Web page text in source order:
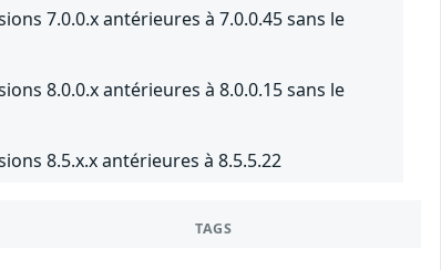
7.0.0.x antérieures à 7.0.0.45 sans le
8.0.0.x antérieures à 8.0.0.15 sans le
8.5.x.x antérieures à 8.5.5.22
TAGS